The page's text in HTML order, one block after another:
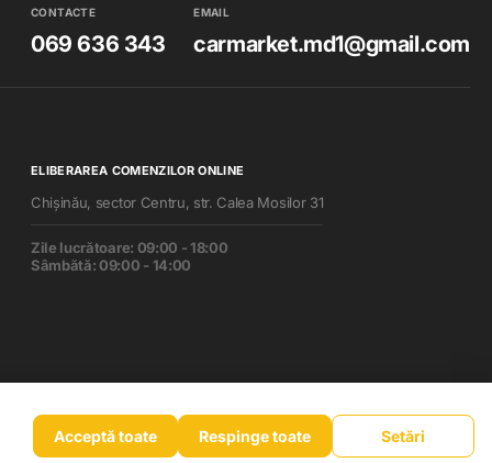
CONTACTE
069 636 343
EMAIL
carmarket.md1@gmail.com
ELIBERAREA COMENZILOR ONLINE
Chișinău, sector Centru, str. Calea Mosilor 31
Zile lucrătoare: 09:00 - 18:00
Sâmbătă: 09:00 - 14:00
Acceptă toate Respinge toate Setări